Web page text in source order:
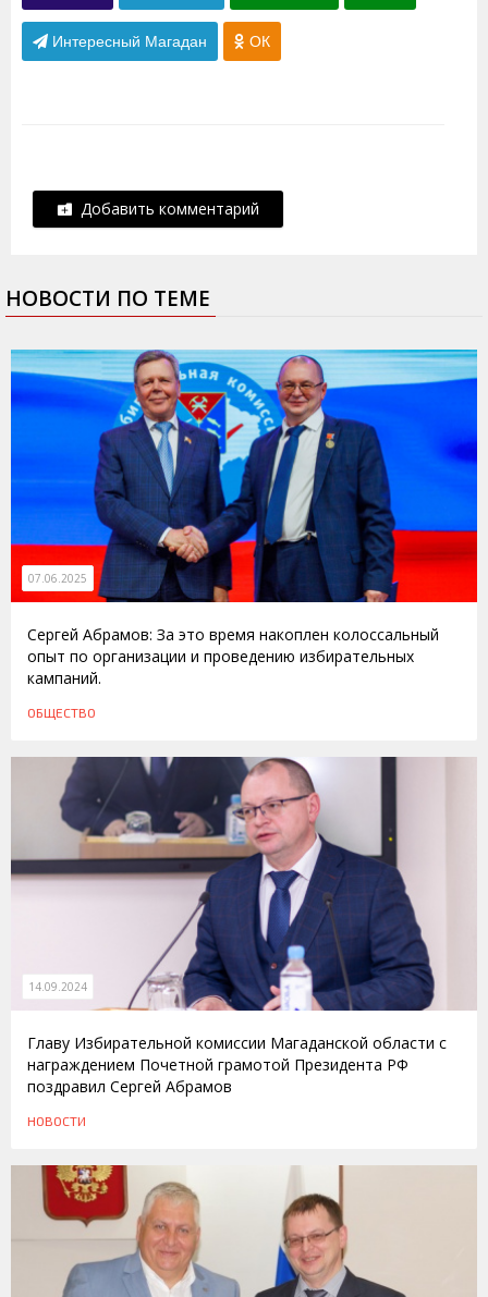
Интересный Магадан ОК
Добавить комментарий
НОВОСТИ ПО ТЕМЕ
07.06.2025
Сергей Абрамов: За это время накоплен колоссальный
опыт по организации и проведению избирательных
кампаний.
ОБЩЕСТВО
14.09.2024
Главу Избирательной комиссии Магаданской области с
награждением Почетной грамотой Президента РФ
поздравил Сергей Абрамов
НОВОСТИ